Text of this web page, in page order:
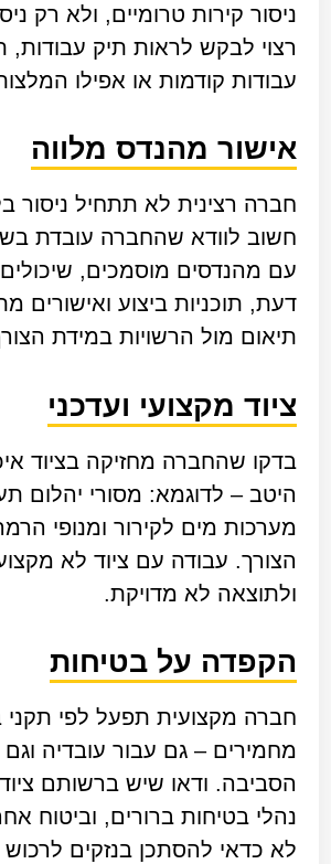
ניסור קירות טרומיים, ולא רק
רצוי לבקש לראות תיק עבודות,
עבודות קודמות או אפילו
אישור מהנדס מלווה
חברה רצינית לא תתחיל ניסור
חשוב לוודא שהחברה עובדת
עם מהנדסים מוסמכים,
דעת, תוכניות ביצוע ואישורים
תיאום מול הרשויות במידת
ציוד מקצועי ועדכני
בדקו שהחברה מחזיקה בציוד
היטב – לדוגמא: מסורי יהלום
מערכות מים לקירור ומנופי
הצורך. עבודה עם ציוד לא
ולתוצאה לא מדויקת.
הקפדה על בטיחות
חברה מקצועית תפעל לפי תקני
מחמירים – גם עבור עובדיה וגם
הסביבה. ודאו שיש ברשותם ציוד
נהלי בטיחות ברורים, וביטוח
לא כדאי להסתכן בנזקים